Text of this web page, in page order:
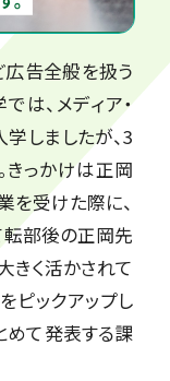
広告全般を扱う
は、メディア・
しましたが、3
っかけは正岡
を受けた際に、
転部後の正岡先
きく活かされて
ピックアップし
めて発表する課